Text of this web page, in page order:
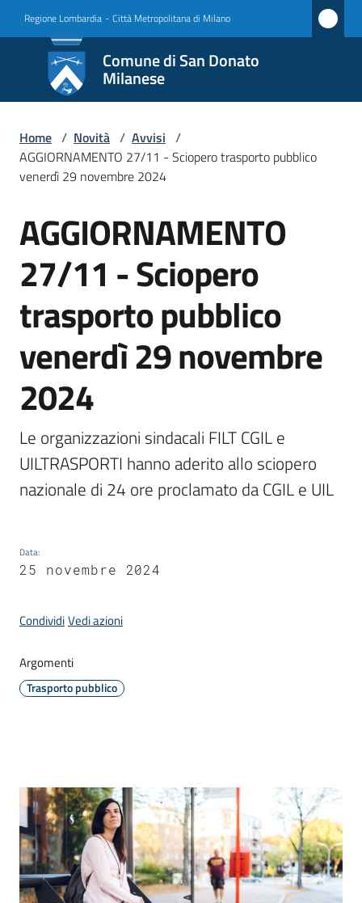
Regione Lombardia - Città Metropolitana di Milano
Comune di San Donato
Milanese
Comune
di San
Donato
Milanese
Novità
Menu selezionato
Servizi
Vivere
San
Donato
Milanese
Tutti
su
Home / Novità / Avvisi /
AGGIORNAMENTO 27/11 - Sciopero trasporto pubblico
venerdì 29 novembre 2024
Salta al contenuto
AGGIORNAMENTO
27/11 - Sciopero
trasporto pubblico
venerdì 29 novembre
2024
Le organizzazioni sindacali FILT CGIL e
UILTRASPORTI hanno aderito allo sciopero
nazionale di 24 ore proclamato da CGIL e UIL
Data:
25 novembre 2024
CondividiVedi azioni
Argomenti
Trasporto pubblico
Contenuto